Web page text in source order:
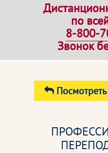
по
8-800-
Звонок